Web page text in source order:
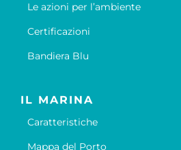
Le azioni per l’ambiente
Certificazioni
Bandiera Blu
IL MARINA
Caratteristiche
Mappa del Porto